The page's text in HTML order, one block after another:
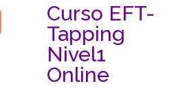
Curso EFT-
Tapping
Nivel1
Online